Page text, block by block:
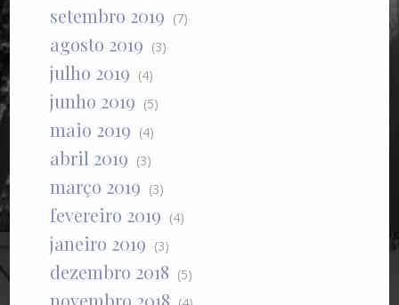
setembro 2019 (7)
agosto 2019 (3)
julho 2019 (4)
junho 2019 (5)
maio 2019 (4)
abril 2019 (3)
março 2019 (3)
fevereiro 2019 (4)
janeiro 2019 (3)
dezembro 2018 (5)
novembro 2018